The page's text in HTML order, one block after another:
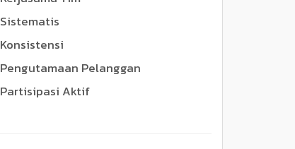
Sistematis
Konsistensi
Pengutamaan Pelanggan
Partisipasi Aktif